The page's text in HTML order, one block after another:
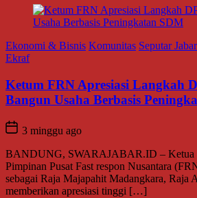
Ekonomi & Bisnis Komunitas Seputar Jabar
Ekraf
Ketum FRN Apresiasi Langkah
Bangun Usaha Berbasis
3 minggu ago
BANDUNG, SWARAJABAR.ID – Ketua
Pimpinan Pusat Fast respon Nusantara
sebagai Raja Majapahit Madangkara, Raja
memberikan apresiasi tinggi […]